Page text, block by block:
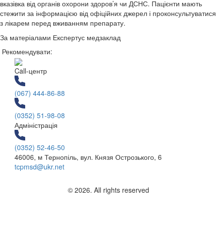
вказівка від органів охорони здоров’я чи ДСНС. Пацієнти мають
стежити за інформацією від офіційних джерел і проконсультуватися
з лікарем перед вживанням препарату.
За матеріалами Експертус медзаклад
Рекомендувати:
Call-центр
(067) 444-86-88
(0352) 51-98-08
Адміністрація
(0352) 52-46-50
46006, м Тернопіль, вул. Князя Острозького, 6
tcpmsd@ukr.net
© 2026. All rights reserved